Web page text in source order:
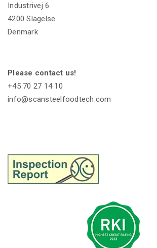
Industrivej 6
4200 Slagelse
Denmark
Please contact us!
+45 70 27 14 10
info@scansteelfoodtech.com